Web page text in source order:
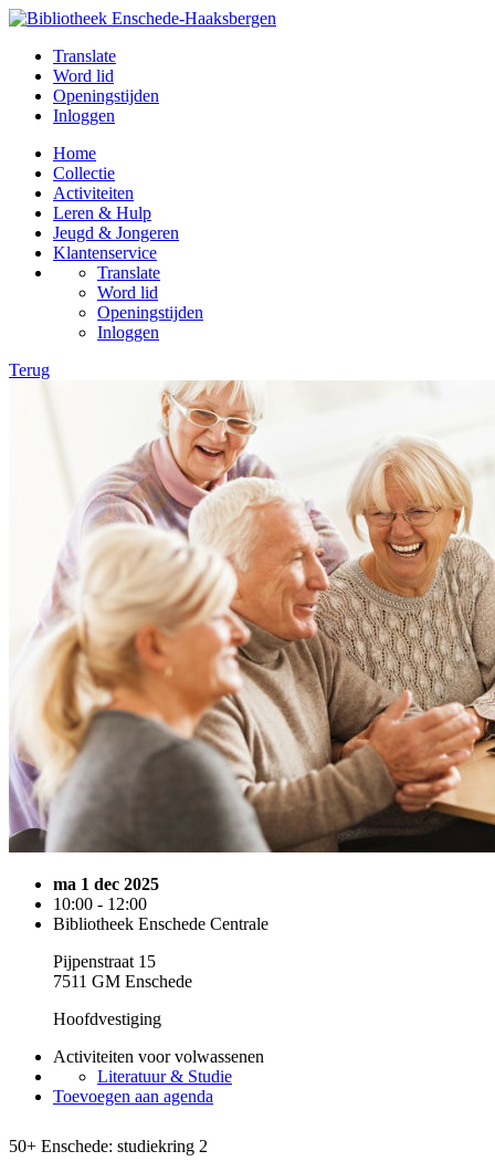
Translate
Word lid
Openingstijden
Inloggen
Home
Collectie
Activiteiten
Leren & Hulp
Jeugd & Jongeren
Klantenservice
Translate
Word lid
Openingstijden
Inloggen
Terug
ma 1 dec 2025
10:00 - 12:00
Bibliotheek Enschede Centrale
Pijpenstraat 15
7511 GM Enschede
Hoofdvestiging
Activiteiten voor volwassenen
Literatuur & Studie
Toevoegen aan agenda
50+ Enschede: studiekring 2